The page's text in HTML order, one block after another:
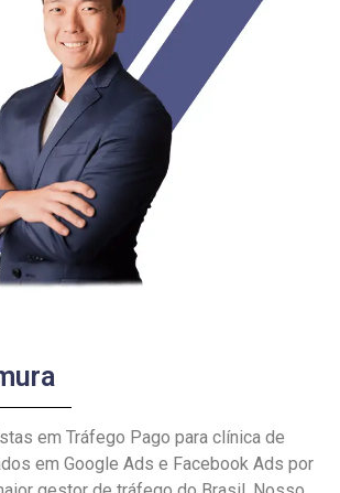
em Tráfego Pago para clínica de
em Google Ads e Facebook Ads por